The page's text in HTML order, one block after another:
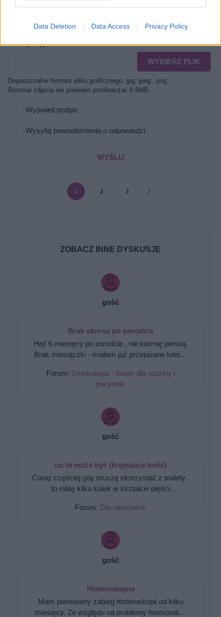
Data Deletion Data Access Privacy Policy
Dodaj zdjęcie:
WYBIERZ PLIK
Dopuszczalne formaty pliku graficznego: jpg, jpeg , png.
Rozmiar zdjęcia nie powinien przekraczać 0.6MB.
Wyświetl podpis
Wysyłaj powiadomienia o odpowiedzi
WYŚLIJ
1 2 3
ZOBACZ INNE DYSKUSJE
gość
Brak okresu po porodzie
Hej! 6 miesięcy po porodzie , nie karmię piersią.
Brak miesiączki - miałam już przepisane luteinę
systen 50 i ponownie luteinę, które również
okresu nie wywołały. Plastry odklejały się.
bardzo niski poziom estrogenow. Około 14. Co
teraz?
Forum: Ginekologia - forum dla rodziny i
pacjentki
gość
co to może być (krępująca treść)
Coraz częściej gdy muszę skorzystać z toalety ,
to robię kilka kulek w kształcie pięści
do odbytu. Ból jest dosyć intensywny, kąpiel lub
około 2 miesięcy. Co w takiej sytuacji może
pomóc. ?
Forum: Dla nastolatek
gość
Histeroskopia
Mam planowany zabieg histeroskopii od kilku
miesięcy. Ze względu na problemy hormonalne